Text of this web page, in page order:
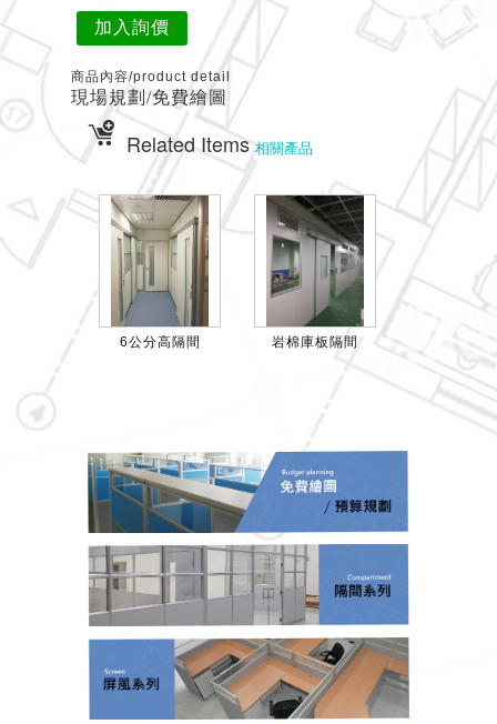
加入詢價
商品內容/product detail
現場規劃/免費繪圖
Related Items相關產品
6公分高隔間 岩棉庫板隔間